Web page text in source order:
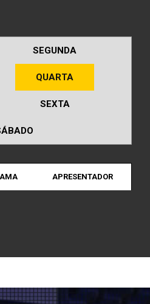
SEGUNDA
QUARTA
SEXTA
APRESENTADOR